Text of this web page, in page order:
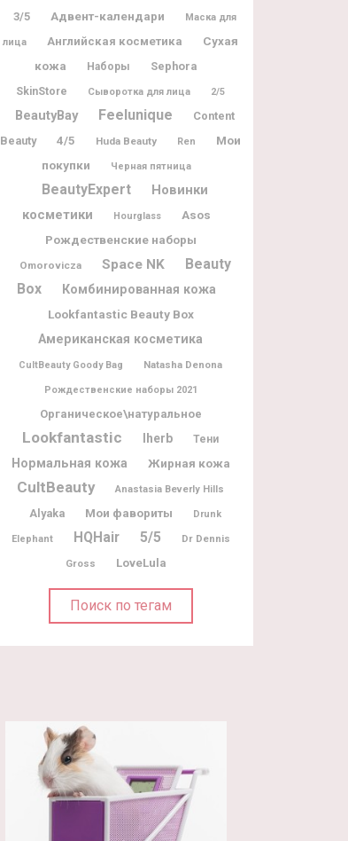
3/5 Адвент-календари Маска для
лица Английская косметика
Сухая
кожа
Наборы Sephora
SkinStore Сыворотка для лица 2/5
BeautyBay Feelunique
Content
Beauty
4/5 Huda Beauty Ren
Мои
покупки
Черная пятница
BeautyExpert
Новинки
косметики
Hourglass Asos
Рождественские наборы
Omorovicza Space NK
Beauty
Box
Комбинированная кожа
Lookfantastic Beauty Box
Американская косметика
CultBeauty Goody Bag Natasha Denona
Рождественские наборы 2021
Органическое\натуральное
Lookfantastic Iherb Тени
Нормальная кожа Жирная кожа
CultBeauty Anastasia Beverly Hills
Alyaka Мои фавориты Drunk
Elephant HQHair 5/5
Dr Dennis
Gross
LoveLula
Поиск по тегам